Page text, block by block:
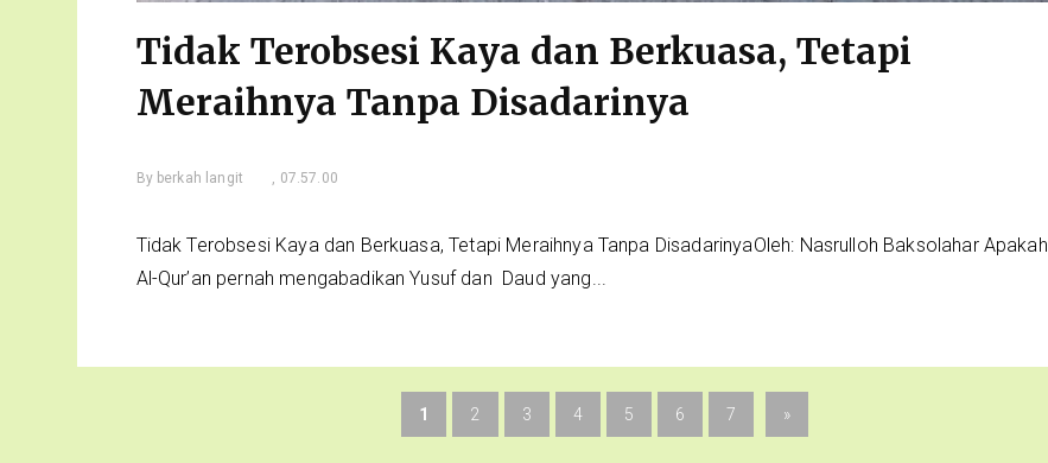
Tidak Terobsesi Kaya dan Berkuasa, Tetapi
Meraihnya Tanpa Disadarinya
By berkah langit , 07.57.00
Tidak Terobsesi Kaya dan Berkuasa, Tetapi Meraihnya Tanpa DisadarinyaOleh: Nasrulloh Baksolahar Apakah
Al-Qur’an pernah mengabadikan Yusuf dan Daud yang...
1 2 3 4 5 6 7 »